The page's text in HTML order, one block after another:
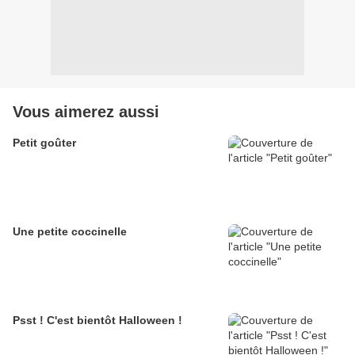
Vous aimerez aussi
Petit goûter
Une petite coccinelle
Psst ! C'est bientôt Halloween !